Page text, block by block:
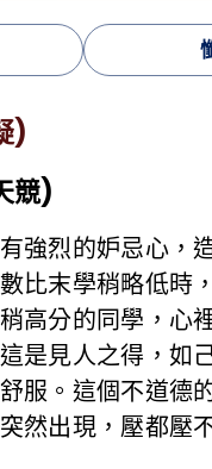
)
競)
強烈的妒忌心，
比末學稍略低時
高分的同學，心
是見人之得，如
服。這個不道德
然出現，壓都壓